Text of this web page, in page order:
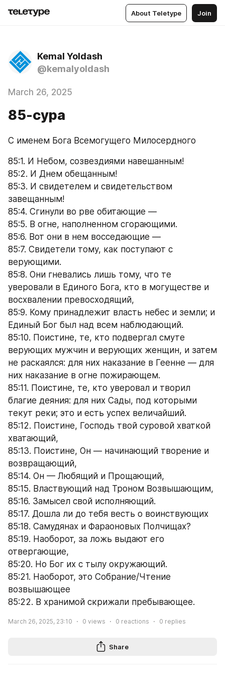
About Teletype Join
Kemal Yoldash
@kemalyoldash
March 26, 2025
85-сура
С именем Бога Всемогущего Милосердного
85:1. И Небом, созвездиями навешанным!
85:2. И Днем обещанным!
85:3. И свидетелем и свидетельством
завещанным!
85:4. Сгинули во рве обитающие —
85:5. В огне, наполненном сгорающими.
85:6. Вот они в нем восседающие —
85:7. Свидетели тому, как поступают с
верующими.
85:8. Они гневались лишь тому, что те
уверовали в Единого Бога, кто в могуществе и
восхвалении превосходящий,
85:9. Кому принадлежит власть небес и земли; и
Единый Бог был над всем наблюдающий.
85:10. Поистине, те, кто подвергал смуте
верующих мужчин и верующих женщин, и затем
не раскаялся: для них наказание в Геенне — для
них наказание в огне пожирающем.
85:11. Поистине, те, кто уверовал и творил
благие деяния: для них Сады, под которыми
текут реки; это и есть успех величайший.
85:12. Поистине, Господь твой суровой хваткой
хватающий,
85:13. Поистине, Он — начинающий творение и
возвращающий,
85:14. Он — Любящий и Прощающий,
85:15. Властвующий над Троном Возвышающим,
85:16. Замысел свой исполняющий.
85:17. Дошла ли до тебя весть о воинствующих
85:18. Самудянах и Фараоновых Полчищах?
85:19. Наоборот, за ложь выдают его
отвергающие,
85:20. Но Бог их с тылу окружающий.
85:21. Наоборот, это Собрание/Чтение
возвышающее
85:22. В хранимой скрижали пребывающее.
March 26, 2025, 23:10 0 views 0 reactions 0 replies
Share